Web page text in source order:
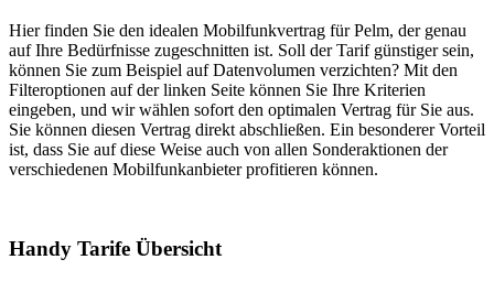
Hier finden Sie den idealen Mobilfunkvertrag für Pelm, der genau
auf Ihre Bedürfnisse zugeschnitten ist. Soll der Tarif günstiger sein,
können Sie zum Beispiel auf Datenvolumen verzichten? Mit den
Filteroptionen auf der linken Seite können Sie Ihre Kriterien
eingeben, und wir wählen sofort den optimalen Vertrag für Sie aus.
Sie können diesen Vertrag direkt abschließen. Ein besonderer Vorteil
ist, dass Sie auf diese Weise auch von allen Sonderaktionen der
verschiedenen Mobilfunkanbieter profitieren können.
Handy Tarife Übersicht